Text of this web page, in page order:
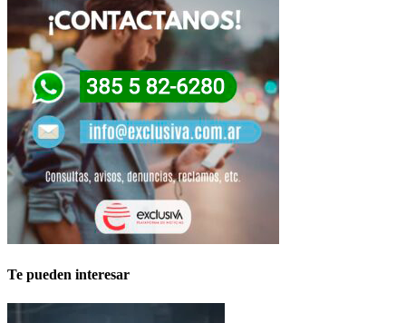
Te pueden interesar